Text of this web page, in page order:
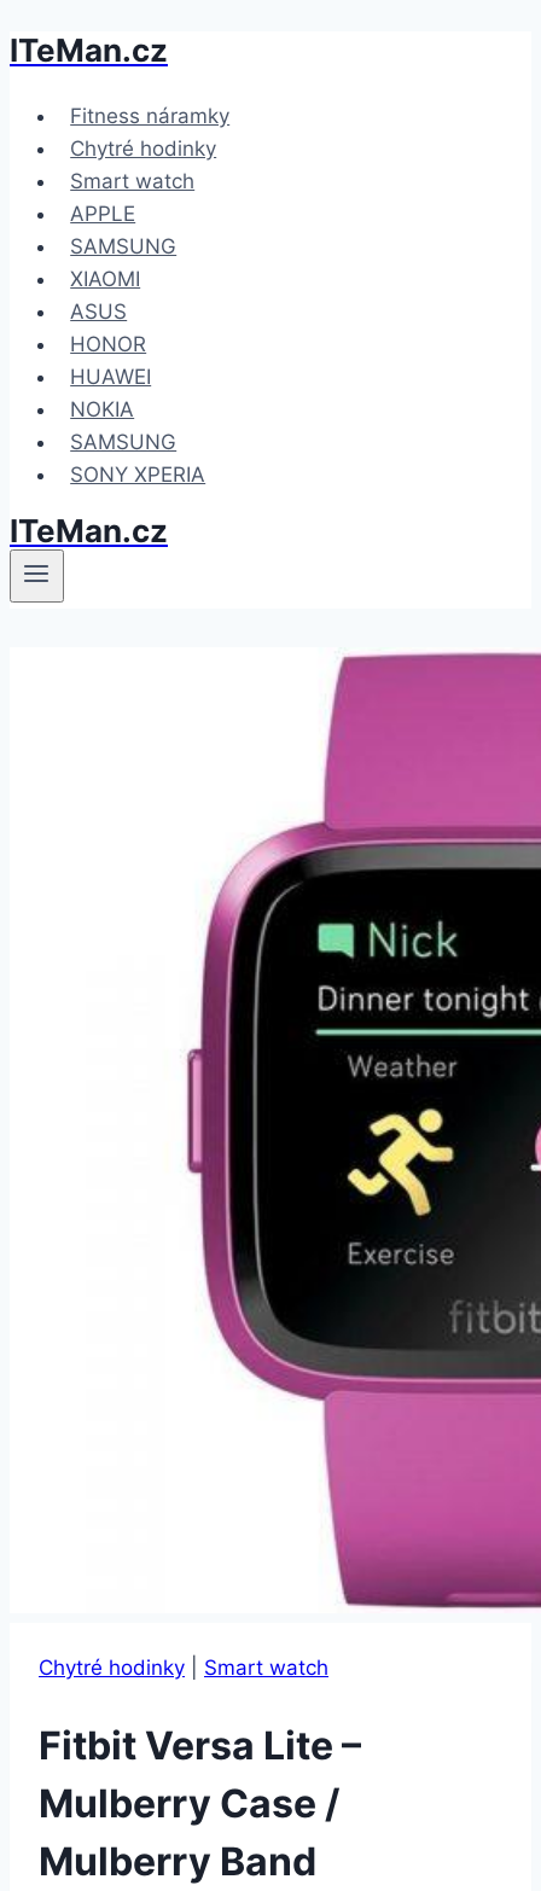
Přeskočit
obsah
ITeMan.cz
Fitness náramky
Chytré hodinky
Smart watch
APPLE
SAMSUNG
XIAOMI
ASUS
HONOR
HUAWEI
NOKIA
SAMSUNG
SONY XPERIA
ITeMan.cz
Chytré hodinky Smart watch
Fitbit Versa Lite –
Mulberry Case /
Mulberry Band